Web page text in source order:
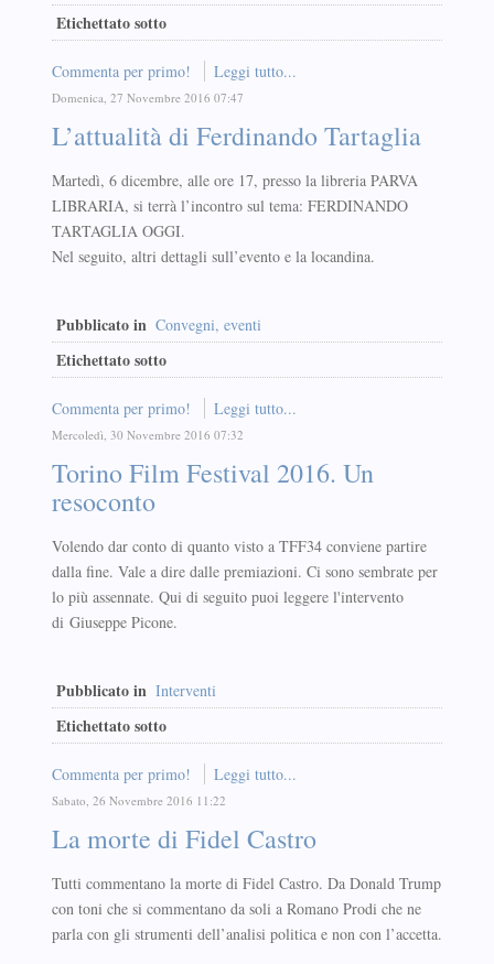
Etichettato sotto
Commenta per primo! Leggi tutto...
Domenica, 27 Novembre 2016 07:47
L’attualità di Ferdinando Tartaglia
Martedì, 6 dicembre, alle ore 17, presso la libreria PARVA
LIBRARIA, si terrà l’incontro sul tema: FERDINANDO
TARTAGLIA OGGI.
Nel seguito, altri dettagli sull’evento e la locandina.
Pubblicato in Convegni, eventi
Etichettato sotto
Commenta per primo! Leggi tutto...
Mercoledì, 30 Novembre 2016 07:32
Torino Film Festival 2016. Un
resoconto
Volendo dar conto di quanto visto a TFF34 conviene partire
dalla fine. Vale a dire dalle premiazioni. Ci sono sembrate per
lo più assennate. Qui di seguito puoi leggere l'intervento
di Giuseppe Picone.
Pubblicato in Interventi
Etichettato sotto
Commenta per primo! Leggi tutto...
Sabato, 26 Novembre 2016 11:22
La morte di Fidel Castro
Tutti commentano la morte di Fidel Castro. Da Donald Trump
con toni che si commentano da soli a Romano Prodi che ne
parla con gli strumenti dell’analisi politica e non con l’accetta.